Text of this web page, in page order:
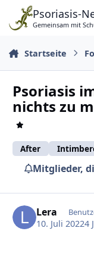
Zu Inhalt springen
Psoriasis-
Gemeinsam mit
Startseite
Psoriasis
nichts zu
After
Mitglieder,
Lera
10. Juli 20224